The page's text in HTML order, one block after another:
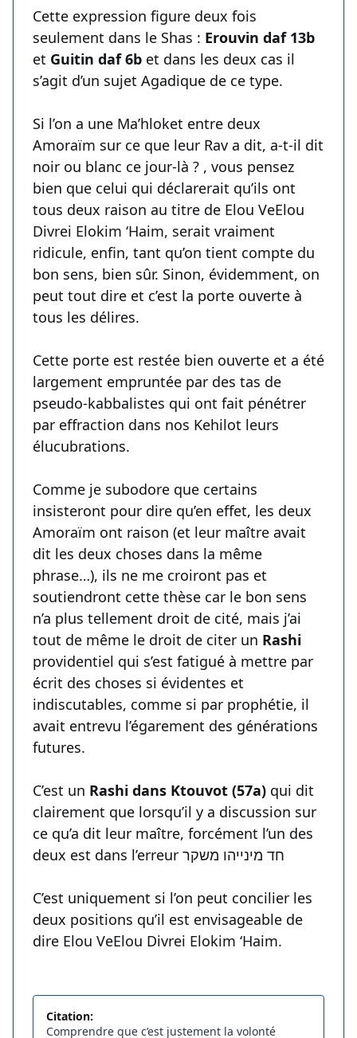
Cette expression figure deux fois
seulement dans le Shas : Erouvin daf 13b
et Guitin daf 6b et dans les deux cas il
s’agit d’un sujet Agadique de ce type.
Si l’on a une Ma’hloket entre deux
Amoraïm sur ce que leur Rav a dit, a-t-il dit
noir ou blanc ce jour-là ? , vous pensez
bien que celui qui déclarerait qu’ils ont
tous deux raison au titre de Elou VeElou
Divrei Elokim ‘Haim, serait vraiment
ridicule, enfin, tant qu’on tient compte du
bon sens, bien sûr. Sinon, évidemment, on
peut tout dire et c’est la porte ouverte à
tous les délires.
Cette porte est restée bien ouverte et a été
largement empruntée par des tas de
pseudo-kabbalistes qui ont fait pénétrer
par effraction dans nos Kehilot leurs
élucubrations.
Comme je subodore que certains
insisteront pour dire qu’en effet, les deux
Amoraïm ont raison (et leur maître avait
dit les deux choses dans la même
phrase…), ils ne me croiront pas et
soutiendront cette thèse car le bon sens
n’a plus tellement droit de cité, mais j’ai
tout de même le droit de citer un Rashi
providentiel qui s’est fatigué à mettre par
écrit des choses si évidentes et
indiscutables, comme si par prophétie, il
avait entrevu l’égarement des générations
futures.
C’est un Rashi dans Ktouvot (57a) qui dit
clairement que lorsqu’il y a discussion sur
ce qu’a dit leur maître, forcément l’un des
deux est dans l’erreur חד מינייהו משקר
C’est uniquement si l’on peut concilier les
deux positions qu’il est envisageable de
dire Elou VeElou Divrei Elokim ‘Haim.
Citation:
Comprendre que c’est justement la volonté